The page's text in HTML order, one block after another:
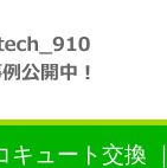
キュート交換